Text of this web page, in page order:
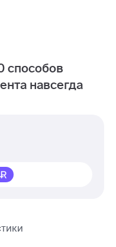
способов
навсегда